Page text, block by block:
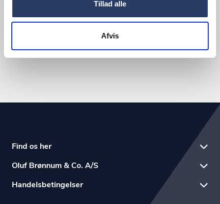
Tillad alle
Afvis
producenterne.
Find os her
Oluf Brønnum & Co. A/S
Handelsbetingelser